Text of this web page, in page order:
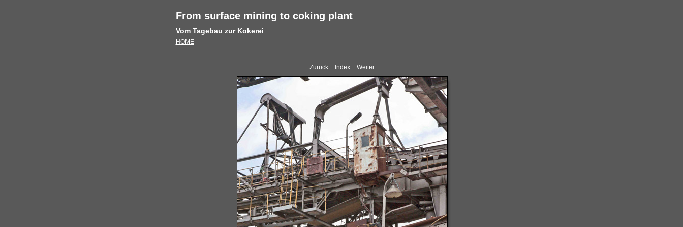
From surface mining to coking plant
Vom Tagebau zur Kokerei
HOME
Zurück Index Weiter